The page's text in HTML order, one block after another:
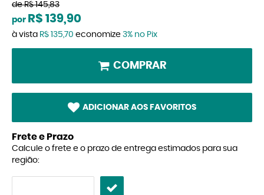
de R$ 145,83
por R$ 139,90
à vista R$ 135,70 economize 3% no Pix
COMPRAR
ADICIONAR AOS FAVORITOS
Frete e Prazo
Calcule o frete e o prazo de entrega estimados para sua
região: